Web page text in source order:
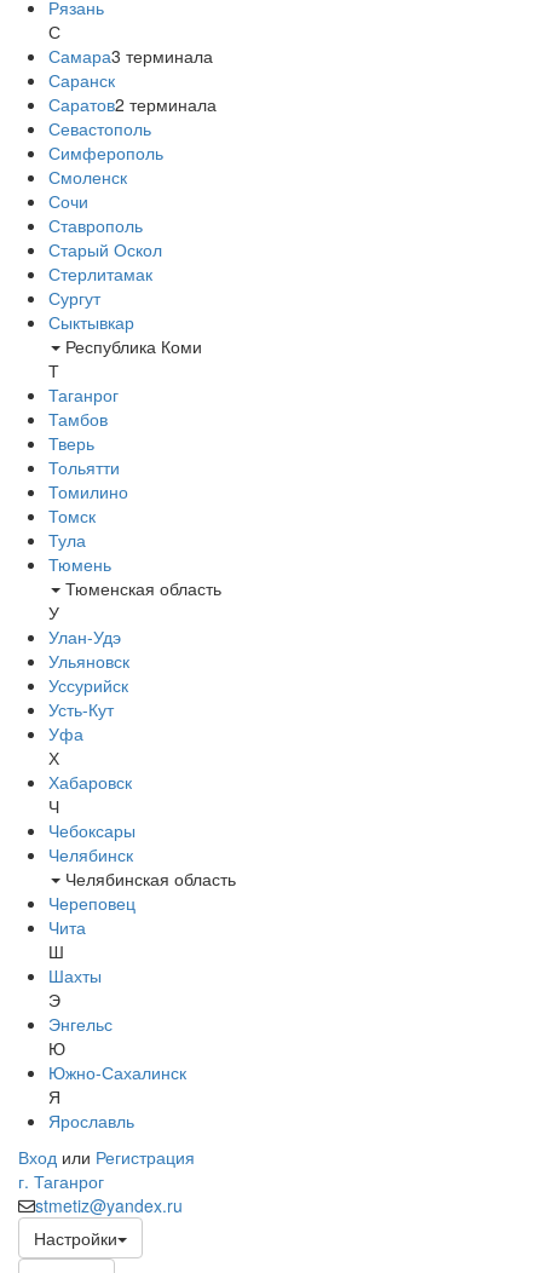
Рязань
С
Самара3 терминала
Саранск
Саратов2 терминала
Севастополь
Симферополь
Смоленск
Сочи
Ставрополь
Старый Оскол
Стерлитамак
Сургут
Сыктывкар
Республика Коми
Т
Таганрог
Тамбов
Тверь
Тольятти
Томилино
Томск
Тула
Тюмень
Тюменская область
У
Улан-Удэ
Ульяновск
Уссурийск
Усть-Кут
Уфа
Х
Хабаровск
Ч
Чебоксары
Челябинск
Челябинская область
Череповец
Чита
Ш
Шахты
Э
Энгельс
Ю
Южно-Сахалинск
Я
Ярославль
Вход или Регистрация
г. Таганрог
stmetiz@yandex.ru
Настройки